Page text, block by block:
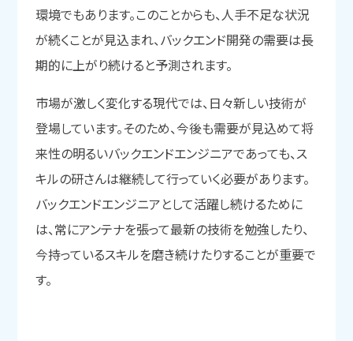
環境でもあります。このことからも、人手不足な状況
が続くことが見込まれ、バックエンド開発の需要は長
期的に上がり続けると予測されます。
市場が激しく変化する現代では、日々新しい技術が
登場しています。そのため、今後も需要が見込めて将
来性の明るいバックエンドエンジニアであっても、ス
キルの研さんは継続して行っていく必要があります。
バックエンドエンジニアとして活躍し続けるために
は、常にアンテナを張って最新の技術を勉強したり、
今持っているスキルを磨き続けたりすることが重要で
す。